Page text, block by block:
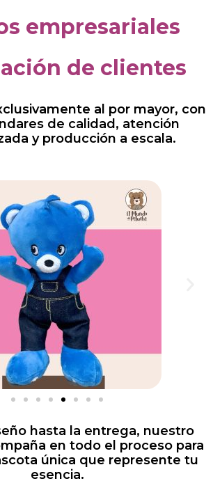
empresariales
de clientes
al por mayor, con
de calidad, atención
y producción a escala.
hasta la entrega, nuestro
en todo el proceso para
única que represente tu
esencia.